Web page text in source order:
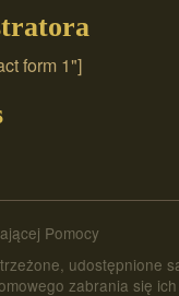
form 1"]
Pomocy
udostępnione
zabrania się ich